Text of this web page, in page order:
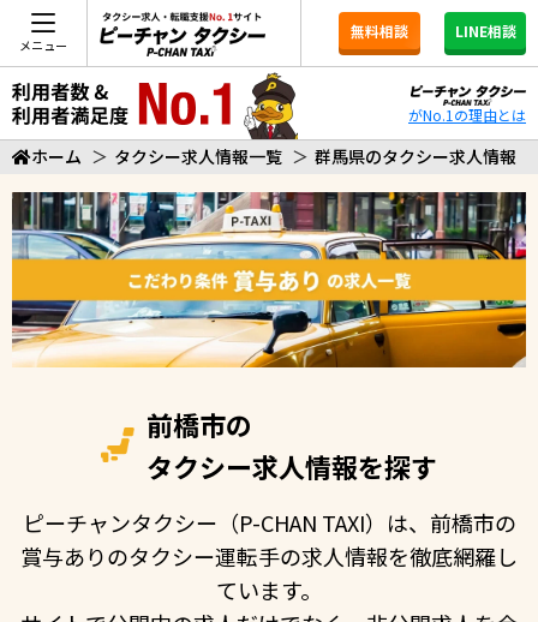
メニュー
無料相談 LINE相談
がNo.1の理由とは
ホーム ＞ タクシー求人情報一覧 ＞ 群馬県のタクシー求人情報
前橋市の
タクシー求人情報を探す
ピーチャンタクシー（P-CHAN TAXI）は、前橋市の
賞与ありのタクシー運転手の求人情報を徹底網羅し
ています。